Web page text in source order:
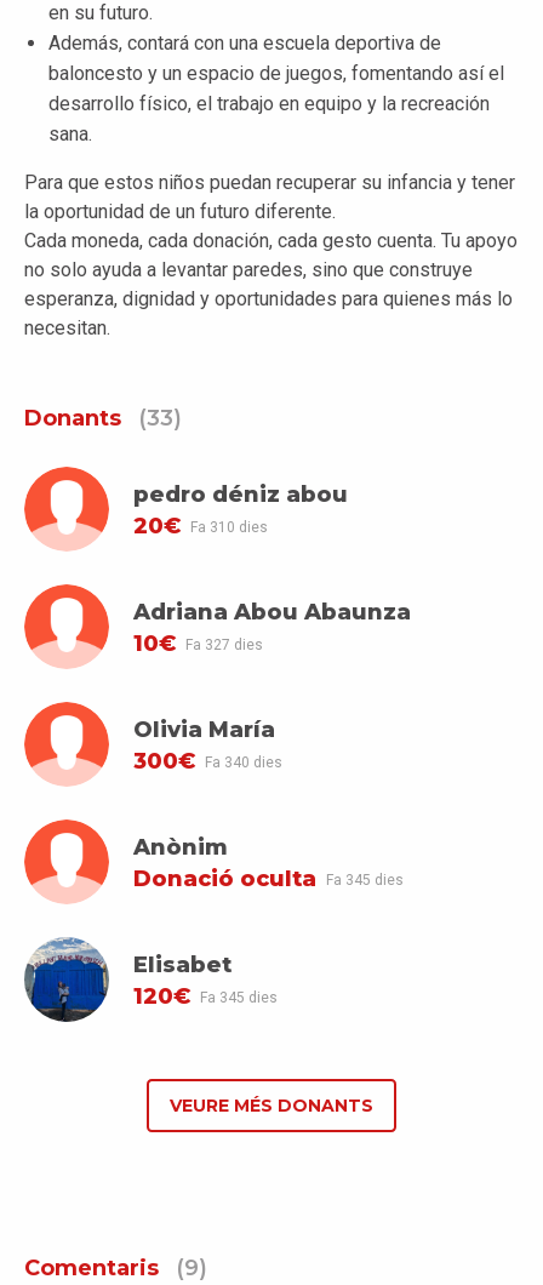
en su futuro.
Además, contará con una escuela deportiva de
baloncesto y un espacio de juegos, fomentando así el
desarrollo físico, el trabajo en equipo y la recreación
sana.
Para que estos niños puedan recuperar su infancia y tener
la oportunidad de un futuro diferente.
Cada moneda, cada donación, cada gesto cuenta. Tu apoyo
no solo ayuda a levantar paredes, sino que construye
esperanza, dignidad y oportunidades para quienes más lo
necesitan.
Donants (33)
pedro déniz abou
20€
Fa 310 dies
Adriana Abou Abaunza
10€
Fa 327 dies
Olivia María
300€
Fa 340 dies
Anònim
Donació oculta
Fa 345 dies
Elisabet
120€
Fa 345 dies
VEURE MÉS DONANTS
Comentaris (9)